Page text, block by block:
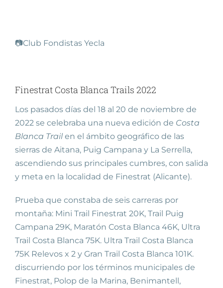
📷Club Fondistas Yecla
Finestrat Costa Blanca Trails 2022
Los pasados días del 18 al 20 de noviembre de
2022 se celebraba una nueva edición de Costa
Blanca Trail en el ámbito geográfico de las
sierras de Aitana, Puig Campana y La Serrella,
ascendiendo sus principales cumbres, con salida
y meta en la localidad de Finestrat (Alicante).
Prueba que constaba de seis carreras por
montaña: Mini Trail Finestrat 20K, Trail Puig
Campana 29K, Maratón Costa Blanca 46K, Ultra
Trail Costa Blanca 75K. Ultra Trail Costa Blanca
75K Relevos x 2 y Gran Trail Costa Blanca 101K.
discurriendo por los términos municipales de
Finestrat, Polop de la Marina, Benimantell,